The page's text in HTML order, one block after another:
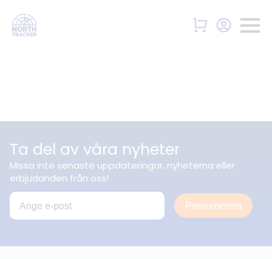
Ta del av våra nyheter
Missa inte senaste uppdateringar, nyheterna eller
erbjudanden från oss!
Prenumerera